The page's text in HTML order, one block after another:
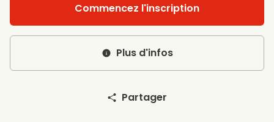
Commencez l'inscription
Plus d'infos
Partager